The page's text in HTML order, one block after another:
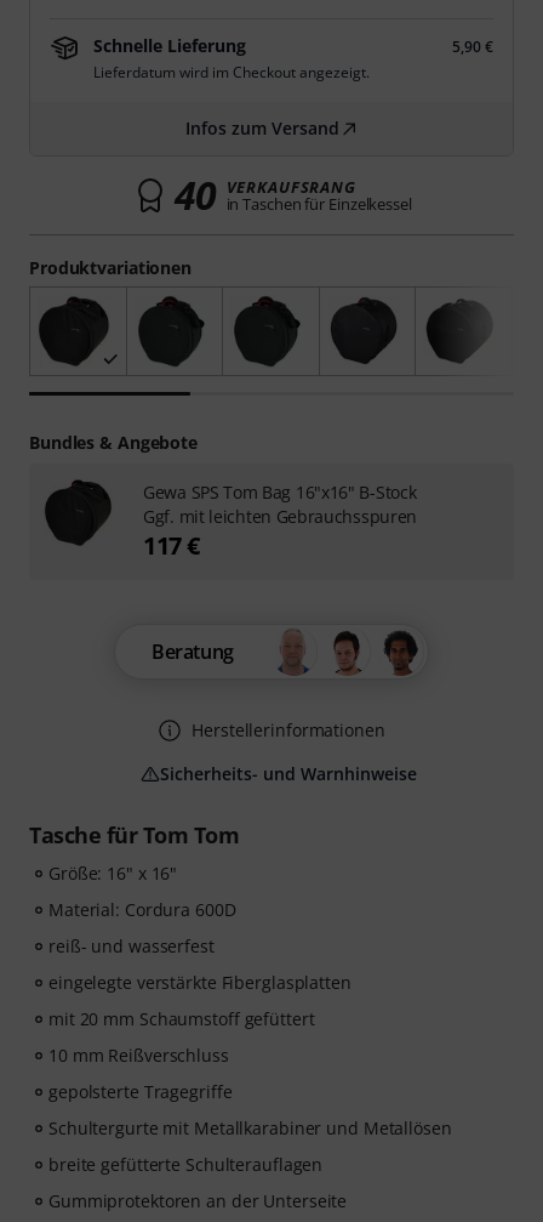
Tasche für Tom Tom
Größe: 16" x 16"
Material: Cordura 600D
reiß- und wasserfest
eingelegte verstärkte Fiberglasplatten
mit 20 mm Schaumstoff gefüttert
10 mm Reißverschluss
gepolsterte Tragegriffe
Schultergurte mit Metallkarabiner und Metallösen
breite gefütterte Schulterauflagen
Gummiprotektoren an der Unterseite
Produktvariationen
Schnelle Lieferung
5,90 €
Lieferdatum wird im Checkout angezeigt.
Infos zum Versand
40 VERKAUFSRANG
in Taschen für Einzelkessel
Beratung
Herstellerinformationen
Sicherheits- und Warnhinweise
Bundles & Angebote
Gewa SPS Tom Bag 16"x16" B-Stock
Ggf. mit leichten Gebrauchsspuren
117 €